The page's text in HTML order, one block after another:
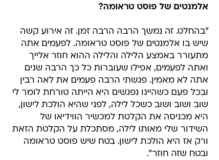
אלמנטים של פוסט טראומה?
"בהחלט. זה נמשך הרבה הרבה זמן. זה אירוע קשה
שיש בו אלמנטים של פוסט טראומה. לפעמים אתה
מתעורר באמצע הלילה והלילה ההוא חוזר אלייך
ואתה לפעמים, אפילו שעוברות כל כך הרבה שנים
אתה לא מאמין. פגשתי הרבה פעמים את לאה רבין
ובכל פעם כשהיינו נפגשים היא הייתה טורחת לומר לי
שוב ושוב ושוב כשכל לילה, לפני שהיא הולכת לישון,
היא מכניסה את הקלטת למכשיר הווידיאו של
השידור שלי מאותו לילה, מסתכלת על הקלטת הזאת
ורק אז היא הולכת לישון. בטח שיש פוסט טראומה
ובטח שזה חוזר".